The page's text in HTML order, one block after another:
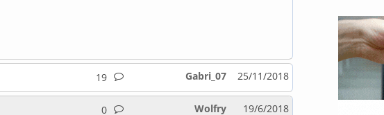
19 25/11/2018
Gabri_07
0 19/6/2018
Wolfry